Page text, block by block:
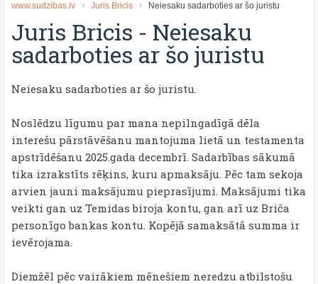
www.sudzibas.lv Juris Bricis Neiesaku sadarboties ar šo juristu
Juris Bricis - Neiesaku
sadarboties ar šo juristu
Neiesaku sadarboties ar šo juristu.
Noslēdzu līgumu par mana nepilngadīgā dēla
interešu pārstāvēšanu mantojuma lietā un testamenta
apstrīdēšanu 2025.gada decembrī. Sadarbības sākumā
tika izrakstīts rēķins, kuru apmaksāju. Pēc tam sekoja
arvien jauni maksājumu pieprasījumi. Maksājumi tika
veikti gan uz Temidas biroja kontu, gan arī uz Briča
personīgo bankas kontu. Kopējā samaksātā summa ir
ievērojama.
Diemžēl pēc vairākiem mēnešiem neredzu atbilstošu